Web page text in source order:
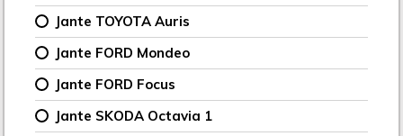
Jante TOYOTA Auris
Jante FORD Mondeo
Jante FORD Focus
Jante SKODA Octavia 1